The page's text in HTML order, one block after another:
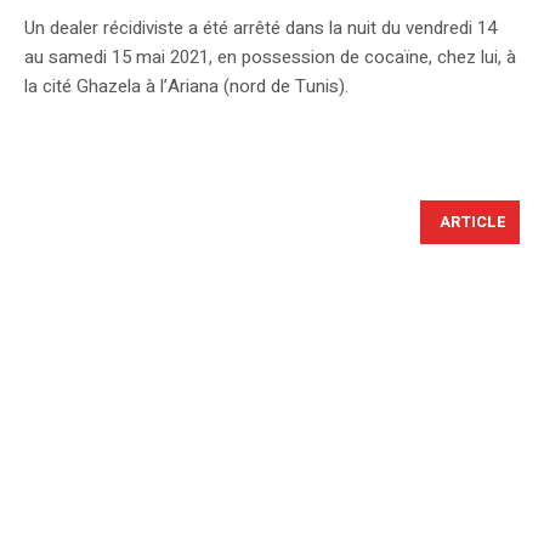
Un dealer récidiviste a été arrêté dans la nuit du vendredi 14
au samedi 15 mai 2021, en possession de cocaïne, chez lui, à
la cité Ghazela à l’Ariana (nord de Tunis).
ARTICLE